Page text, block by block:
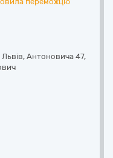
Львів, Антоновича 47,